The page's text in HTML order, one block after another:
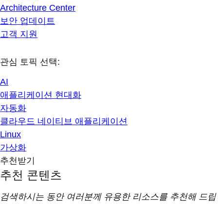
Architecture Center
보안 업데이트
고객 지원
관심 토픽 선택:
AI
애플리케이션 현대화
자동화
클라우드 네이티브 애플리케이션
Linux
가상화
추천받기
추천 콘텐츠
검색하시는 동안 여러분께 유용한 리소스를 추천해 드립